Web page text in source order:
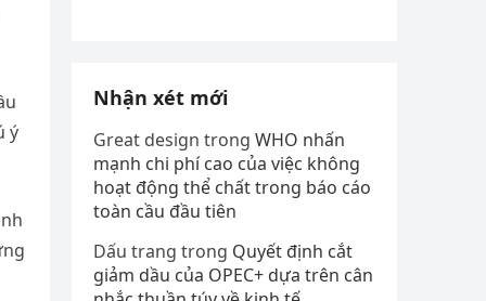
ý
Nhận xét mới
Great design trong WHO nhấn
mạnh chi phí cao của việc không
hoạt động thể chất trong báo cáo
toàn cầu đầu tiên
Dấu trang trong Quyết định cắt
giảm dầu của OPEC+ dựa trên cân